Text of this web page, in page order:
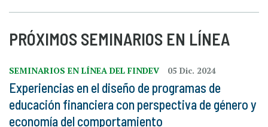
PRÓXIMOS SEMINARIOS EN LÍNEA
SEMINARIOS EN LÍNEA DEL FINDEV 05 Dic. 2024
Experiencias en el diseño de programas de
educación financiera con perspectiva de género y
economía del comportamiento